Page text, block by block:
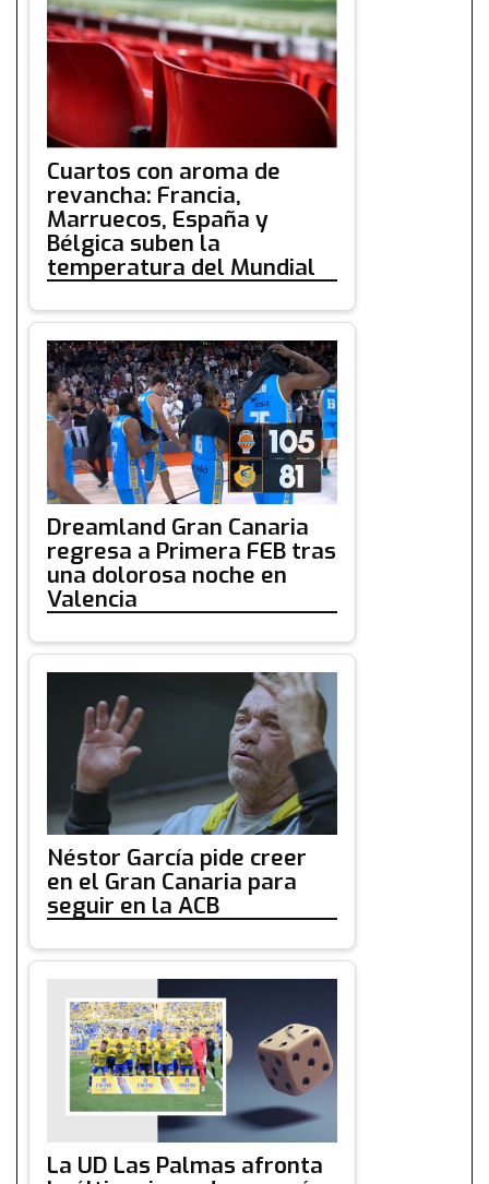
Cuartos con aroma de
revancha: Francia,
Marruecos, España y
Bélgica suben la
temperatura del Mundial
Dreamland Gran Canaria
regresa a Primera FEB tras
una dolorosa noche en
Valencia
Néstor García pide creer
en el Gran Canaria para
seguir en la ACB
La UD Las Palmas afronta